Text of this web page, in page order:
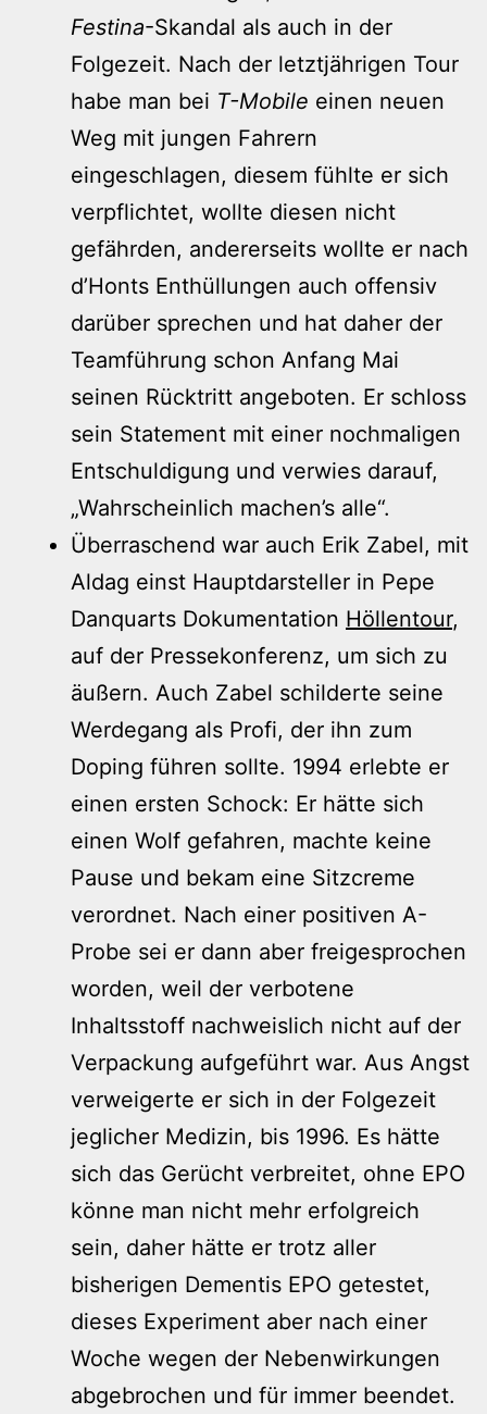
Festina-Skandal als auch in der
Folgezeit. Nach der letztjährigen Tour
habe man bei T-Mobile einen neuen
Weg mit jungen Fahrern
eingeschlagen, diesem fühlte er sich
verpflichtet, wollte diesen nicht
gefährden, andererseits wollte er nach
d’Honts Enthüllungen auch offensiv
darüber sprechen und hat daher der
Teamführung schon Anfang Mai
seinen Rücktritt angeboten. Er schloss
sein Statement mit einer nochmaligen
Entschuldigung und verwies darauf,
„Wahrscheinlich machen’s alle“.
Überraschend war auch Erik Zabel, mit
Aldag einst Hauptdarsteller in Pepe
Danquarts Dokumentation Höllentour,
auf der Pressekonferenz, um sich zu
äußern. Auch Zabel schilderte seine
Werdegang als Profi, der ihn zum
Doping führen sollte. 1994 erlebte er
einen ersten Schock: Er hätte sich
einen Wolf gefahren, machte keine
Pause und bekam eine Sitzcreme
verordnet. Nach einer positiven A-
Probe sei er dann aber freigesprochen
worden, weil der verbotene
Inhaltsstoff nachweislich nicht auf der
Verpackung aufgeführt war. Aus Angst
verweigerte er sich in der Folgezeit
jeglicher Medizin, bis 1996. Es hätte
sich das Gerücht verbreitet, ohne EPO
könne man nicht mehr erfolgreich
sein, daher hätte er trotz aller
bisherigen Dementis EPO getestet,
dieses Experiment aber nach einer
Woche wegen der Nebenwirkungen
abgebrochen und für immer beendet.